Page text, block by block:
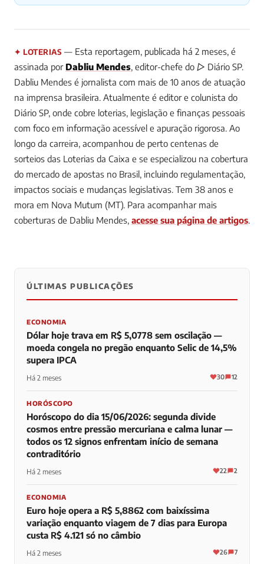
✦ LOTERIAS — Esta reportagem, publicada há 2 meses, é
assinada por Dabliu Mendes, editor-chefe do ▷ Diário SP.
Dabliu Mendes é jornalista com mais de 10 anos de atuação
na imprensa brasileira. Atualmente é editor e colunista do
Diário SP, onde cobre loterias, legislação e finanças pessoais
com foco em informação acessível e apuração rigorosa. Ao
longo da carreira, acompanhou de perto centenas de
sorteios das Loterias da Caixa e se especializou na cobertura
do mercado de apostas no Brasil, incluindo regulamentação,
impactos sociais e mudanças legislativas. Tem 38 anos e
mora em Nova Mutum (MT). Para acompanhar mais
coberturas de Dabliu Mendes, acesse sua página de artigos.
0 0 0
ÚLTIMAS PUBLICAÇÕES
ECONOMIA
Dólar hoje trava em R$ 5,0778 sem oscilação —
moeda congela no pregão enquanto Selic de 14,5%
supera IPCA
Há 2 meses 30 12
HORÓSCOPO
Horóscopo do dia 15/06/2026: segunda divide
cosmos entre pressão mercuriana e calma lunar —
todos os 12 signos enfrentam início de semana
contraditório
Há 2 meses 22 2
ECONOMIA
Euro hoje opera a R$ 5,8862 com baixíssima
variação enquanto viagem de 7 dias para Europa
custa R$ 4.121 só no câmbio
Há 2 meses 26 7